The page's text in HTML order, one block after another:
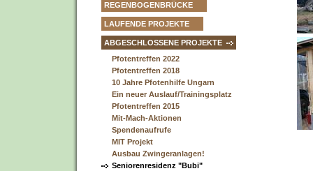
REGENBOGENBRÜCKE
LAUFENDE PROJEKTE
ABGESCHLOSSENE PROJEKTE
Pfotentreffen 2022
Pfotentreffen 2018
10 Jahre Pfotenhilfe Ungarn
Ein neuer Auslauf/Trainingsplatz
Pfotentreffen 2015
Mit-Mach-Aktionen
Spendenaufrufe
MIT Projekt
Ausbau Zwingeranlagen!
Seniorenresidenz "Bubi"